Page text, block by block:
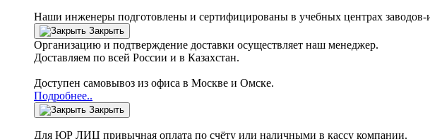
Наши инженеры подготовлены и сертифицированы в учебных центрах заводов-
Закрыть
Организацию и подтверждение доставки осуществляет наш менеджер.
Доставляем по всей России и в Казахстан.
Доступен самовывоз из офиса в Москве и Омске.
Подробнее..
Закрыть
Для ЮР ЛИЦ привычная оплата по счёту или наличными в кассу компании.